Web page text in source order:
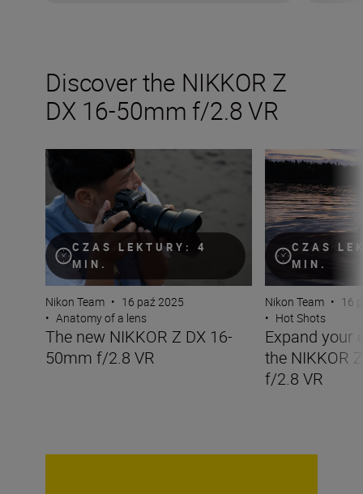
Discover the NIKKOR Z
DX 16-50mm f/2.8 VR
CZAS LEKTURY: 4
MIN.
The new NIKKOR Z DX 16-50mm f/2.8 VR
Nikon Team • 16 paź 2025
• Anatomy of a lens
The new NIKKOR Z DX 16-
50mm f/2.8 VR
CZAS
MIN.
Expand your
Nikon Team • 16
• Hot Shots
Expand your
the NIKKOR
f/2.8 VR